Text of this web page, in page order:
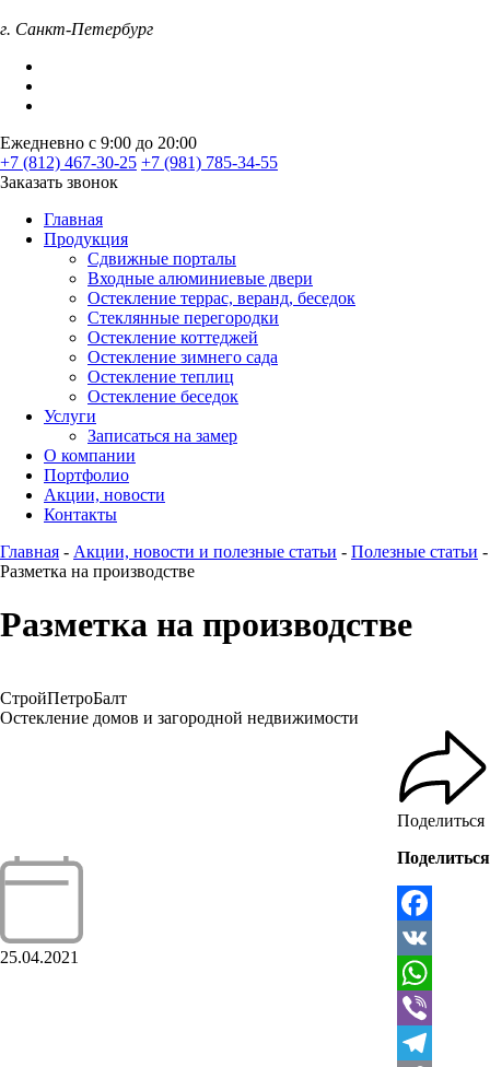
г. Санкт-Петербург
Ежедневно с 9:00 до 20:00
+7 (812) 467-30-25 +7 (981) 785-34-55
Заказать звонок
Главная
Продукция
Сдвижные порталы
Входные алюминиевые двери
Остекление террас, веранд, беседок
Стеклянные перегородки
Остекление коттеджей
Остекление зимнего сада
Остекление теплиц
Остекление беседок
Услуги
Записаться на замер
О компании
Портфолио
Акции, новости
Контакты
Главная - Акции, новости и полезные статьи - Полезные статьи -
Разметка на производстве
Разметка на производстве
СтройПетроБалт
Остекление домов и загородной недвижимости
25.04.2021
Поделиться
Поделиться
Facebook
VK
WhatsApp
Viber